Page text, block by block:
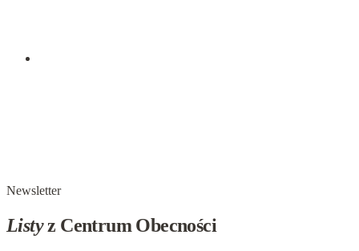
Newsletter
Listyz Centrum Obecności